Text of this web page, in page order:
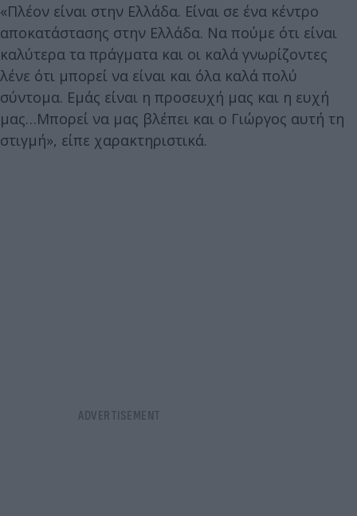
«Πλέον είναι στην Ελλάδα. Είναι σε ένα κέντρο
αποκατάστασης στην Ελλάδα. Να πούμε ότι είναι
καλύτερα τα πράγματα και οι καλά γνωρίζοντες
λένε ότι μπορεί να είναι και όλα καλά πολύ
σύντομα. Εμάς είναι η προσευχή μας και η ευχή
μας…Μπορεί να μας βλέπει και ο Γιώργος αυτή τη
στιγμή», είπε χαρακτηριστικά.